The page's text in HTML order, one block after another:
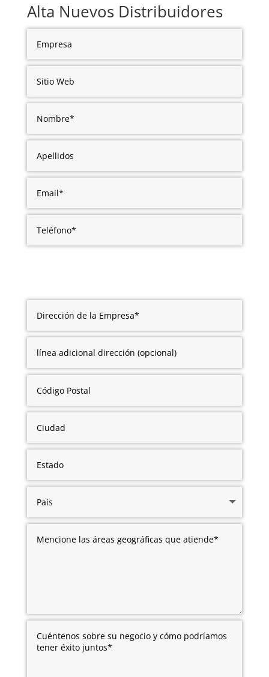
Alta Nuevos Distribuidores